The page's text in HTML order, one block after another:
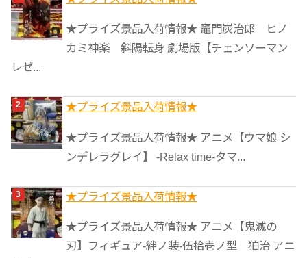
リ
ー
★プライズ景品入荷情報★ 竈門炭治郎 ヒノ
カミ神楽 斜陽転身 劇場版【チェンソーマン
レゼ...
★プライズ景品入荷情報★
★プライズ景品入荷情報★ アニメ【ウマ娘 シ
ンデレラグレイ】 -Relax time-タマ...
★プライズ景品入荷情報★
★プライズ景品入荷情報★ アニメ【鬼滅の
刃】フィギュア-絆ノ装-伍拾壱ノ型 狛治 アニ